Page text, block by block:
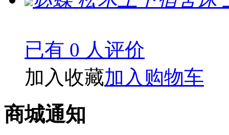
已有 0 人评价
加入收藏加入购物车
商城通知